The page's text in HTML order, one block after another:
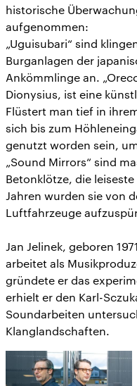
historische
aufgenommen:
„Uguisubari“ sind
Burganlagen der
Ankömmlinge an.
Dionysius, ist eine
Flüstert man tief in
sich bis zum
genutzt worden sein,
„Sound Mirrors“ sind
Betonklötze, die
Jahren wurden sie von
Luftfahrzeuge
Jan Jelinek, geboren
arbeitet als
gründete er das
erhielt er den Karl-
Soundarbeiten
Klanglandschaften.